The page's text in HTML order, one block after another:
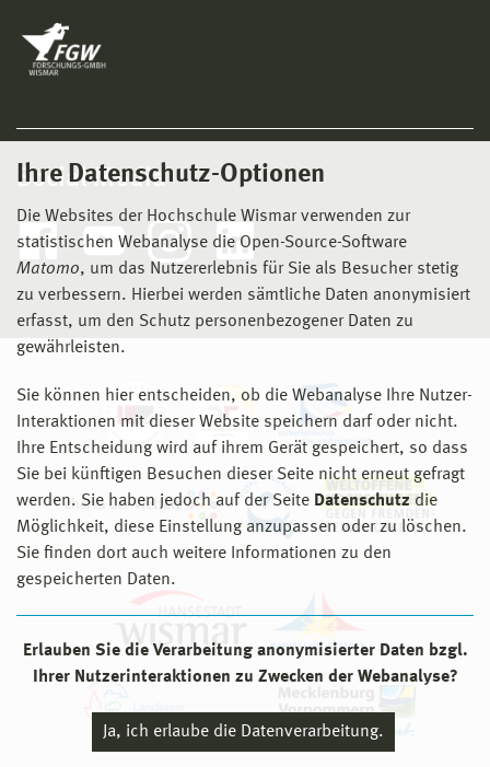
Ihre Datenschutz-Optionen
Die Websites der Hochschule Wismar verwenden zur
statistischen Webanalyse die Open-Source-Software
Matomo, um das Nutzererlebnis für Sie als Besucher stetig
zu verbessern. Hierbei werden sämtliche Daten anonymisiert
erfasst, um den Schutz personenbezogener Daten zu
gewährleisten.
Sie können hier entscheiden, ob die Webanalyse Ihre Nutzer-
Interaktionen mit dieser Website speichern darf oder nicht.
Ihre Entscheidung wird auf ihrem Gerät gespeichert, so dass
Sie bei künftigen Besuchen dieser Seite nicht erneut gefragt
werden. Sie haben jedoch auf der Seite Datenschutz die
Möglichkeit, diese Einstellung anzupassen oder zu löschen.
Sie finden dort auch weitere Informationen zu den
gespeicherten Daten.
Erlauben Sie die Verarbeitung anonymisierter Daten bzgl.
Ihrer Nutzerinteraktionen zu Zwecken der Webanalyse?
Ja, ich erlaube die Datenverarbeitung.
Social Media